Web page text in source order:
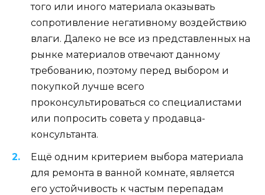
того или иного материала оказывать
сопротивление негативному воздействию
влаги. Далеко не все из представленных на
рынке материалов отвечают данному
требованию, поэтому перед выбором и
покупкой лучше всего
проконсультироваться со специалистами
или попросить совета у продавца-
консультанта.
Ещё одним критерием выбора материала
для ремонта в ванной комнате, является
его устойчивость к частым перепадам